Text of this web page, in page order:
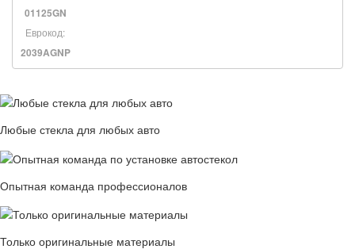
01125GN
Еврокод:
2039AGNP
Любые стекла для любых авто
Опытная команда профессионалов
Только оригинальные материалы